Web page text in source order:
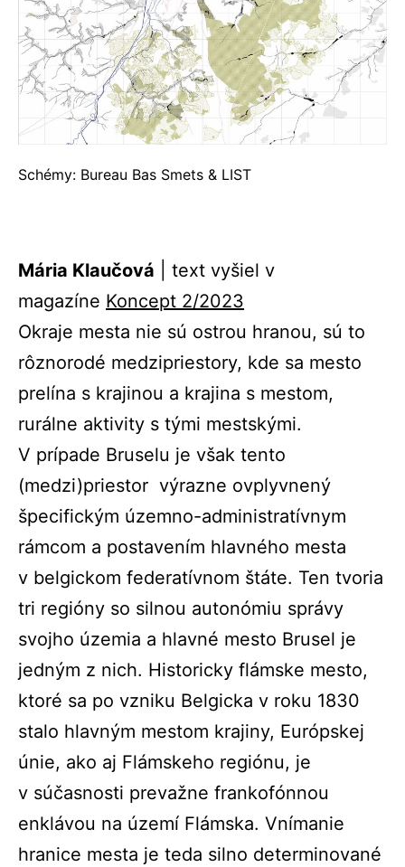
Schémy: Bureau Bas Smets & LIST
Mária Klaučová | text vyšiel v
magazíne Koncept 2/2023
Okraje mesta nie sú ostrou hranou, sú to
rôznorodé medzipriestory, kde sa mesto
prelína s krajinou a krajina s mestom,
rurálne aktivity s tými mestskými.
V prípade Bruselu je však tento
(medzi)priestor výrazne ovplyvnený
špecifickým územno-administratívnym
rámcom a postavením hlavného mesta
v belgickom federatívnom štáte. Ten tvoria
tri regióny so silnou autonómiu správy
svojho územia a hlavné mesto Brusel je
jedným z nich. Historicky flámske mesto,
ktoré sa po vzniku Belgicka v roku 1830
stalo hlavným mestom krajiny, Európskej
únie, ako aj Flámskeho regiónu, je
v súčasnosti prevažne frankofónnou
enklávou na území Flámska. Vnímanie
hranice mesta je teda silno determinované